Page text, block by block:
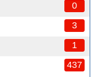
0
3
1
437